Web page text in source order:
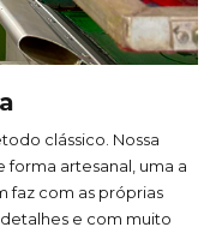
clássico. Nossa
artesanal, uma a
faz com as próprias
e com muito